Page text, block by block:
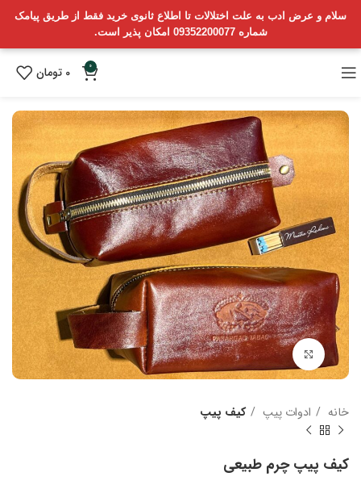
سلام و عرض ادب به علت اختلالات تا اطلاع ثانوی خرید فقط از طریق پیامک
شماره 09352200077 امکان پذیر است.
0
0 تومان
بزرگنمایی تصویر
خانه ادوات پیپ کیف پیپ
کیف پیپ چرم طبیعی